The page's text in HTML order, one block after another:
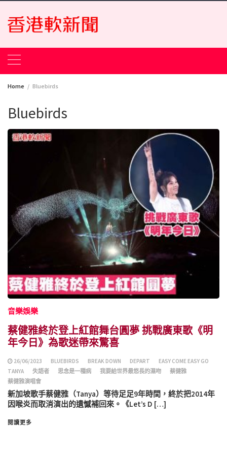
Skip
content
Home Bluebirds
Bluebirds
音樂娛樂
蔡健雅終於登上紅館舞台圓夢 挑戰廣東歌《明
年今日》為歌迷帶來驚喜
26/06/2023 BLUEBIRDS BREAK DOWN DEPART
EASY COME EASY GO
TANYA
失語者 思念是一種病 我要給世界最悠長的濕吻
蔡健雅
蔡健雅演唱會
新加坡歌手蔡健雅（Tanya）等待足足9年時間，終於把2014年
因喉炎而取消演出的遺憾補回來。《Let’s D […]
閱讀更多